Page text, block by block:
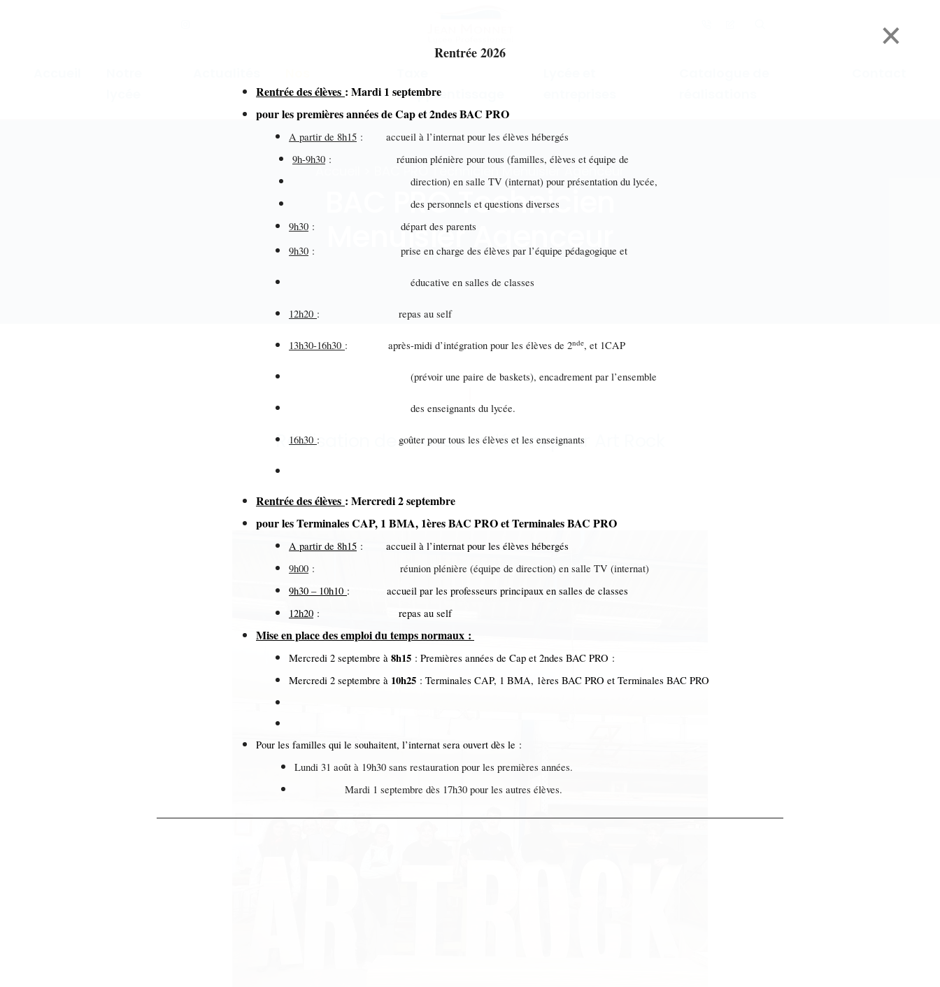
×
Rentrée 2026
Rentrée des élèves : Mardi 1 septembre
pour les premières années de Cap et 2ndes BAC PRO
A partir de 8h15 : accueil à l’internat pour les élèves hébergés
9h-9h30 : réunion plénière pour tous (familles, élèves et équipe de
direction) en salle TV (internat) pour présentation du lycée,
des personnels et questions diverses
9h30 : départ des parents
9h30 : prise en charge des élèves par l’équipe pédagogique et
éducative en salles de classes
12h20 : repas au self
13h30-16h30 : après-midi d’intégration pour les élèves de 2nde, et 1CAP
(prévoir une paire de baskets), encadrement par l’ensemble
des enseignants du lycée.
16h30 : goûter pour tous les élèves et les enseignants
Rentrée des élèves : Mercredi 2 septembre
pour les Terminales CAP, 1 BMA, 1ères BAC PRO et Terminales BAC PRO
A partir de 8h15 : accueil à l’internat pour les élèves hébergés
9h00 : réunion plénière (équipe de direction) en salle TV (internat)
9h30 – 10h10 : accueil par les professeurs principaux en salles de classes
12h20 : repas au self
Mise en place des emploi du temps normaux :
Mercredi 2 septembre à 8h15 : Premières années de Cap et 2ndes BAC PRO :
Mercredi 2 septembre à 10h25 : Terminales CAP, 1 BMA, 1ères BAC PRO et Terminales BAC PRO
Pour les familles qui le souhaitent, l’internat sera ouvert dès le :
Lundi 31 août à 19h30 sans restauration pour les premières années.
Mardi 1 septembre dès 17h30 pour les autres élèves.
formations
d'apprentissage
Accueil > BAC PRO Technicien Menuisier Agenceur
BAC PRO Technicien
Menuisier Agenceur
Réalisation de nouveaux décors pour Art Rock